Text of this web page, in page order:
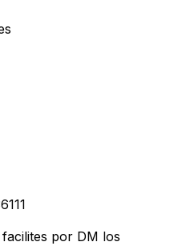
por DM los